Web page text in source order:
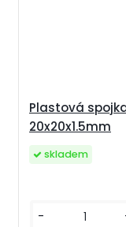
Plastová
20x20x1.5mm
skladem
-